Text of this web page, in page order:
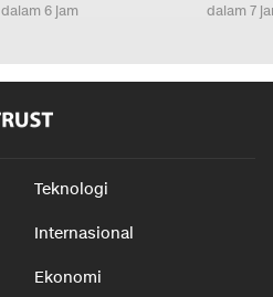
dalam 6 jam dalam 7
Teknologi
Internasional
Ekonomi